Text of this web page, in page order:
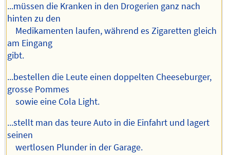
...müssen die Kranken in den Drogerien ganz nach
hinten zu den
Medikamenten laufen, während es Zigaretten gleich
am Eingang
gibt.
...bestellen die Leute einen doppelten Cheeseburger,
grosse Pommes
sowie eine Cola Light.
...stellt man das teure Auto in die Einfahrt und lagert
seinen
wertlosen Plunder in der Garage.